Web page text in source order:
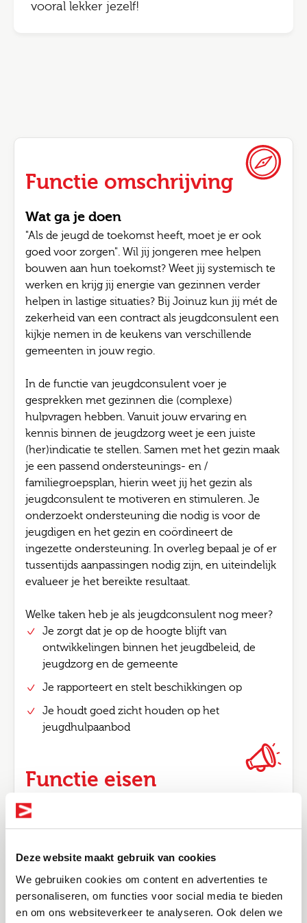
Deze website maakt gebruik van cookies
We gebruiken cookies om content en advertenties te
personaliseren, om functies voor social media te bieden
en om ons websiteverkeer te analyseren. Ook delen we
vooral lekker jezelf!
Functie omschrijving
Wat ga je doen
"Als de jeugd de toekomst heeft, moet je er ook
goed voor zorgen". Wil jij jongeren mee helpen
bouwen aan hun toekomst? Weet jij systemisch te
werken en krijg jij energie van gezinnen verder
helpen in lastige situaties? Bij Joinuz kun jij mét de
zekerheid van een contract als jeugdconsulent een
kijkje nemen in de keukens van verschillende
gemeenten in jouw regio.
In de functie van jeugdconsulent voer je
gesprekken met gezinnen die (complexe)
hulpvragen hebben. Vanuit jouw ervaring en
kennis binnen de jeugdzorg weet je een juiste
(her)indicatie te stellen. Samen met het gezin maak
je een passend ondersteunings- en /
familiegroepsplan, hierin weet jij het gezin als
jeugdconsulent te motiveren en stimuleren. Je
onderzoekt ondersteuning die nodig is voor de
jeugdigen en het gezin en coördineert de
ingezette ondersteuning. In overleg bepaal je of er
tussentijds aanpassingen nodig zijn, en uiteindelijk
evalueer je het bereikte resultaat.
Welke taken heb je als jeugdconsulent nog meer?
Je zorgt dat je op de hoogte blijft van
ontwikkelingen binnen het jeugdbeleid, de
jeugdzorg en de gemeente
Je rapporteert en stelt beschikkingen op
Je houdt goed zicht houden op het
jeugdhulpaanbod
Functie eisen
Must-haves
Heb jij het volgende in huis?
Een relevante afgeronde hbo opleiding (zoals
Social Work, Pedagogiek of SPH)